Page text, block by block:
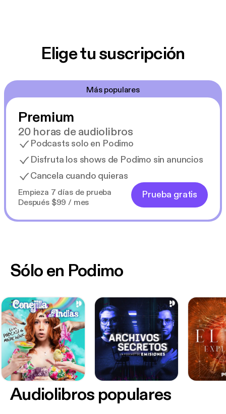
Elige tu suscripción
Más populares
Premium
20 horas de audiolibros
Podcasts solo en Podimo
Disfruta los shows de Podimo sin anuncios
Cancela cuando quieras
Empieza 7 días de prueba
Después $99 / mes
Prueba gratis
Sólo en Podimo
Audiolibros populares